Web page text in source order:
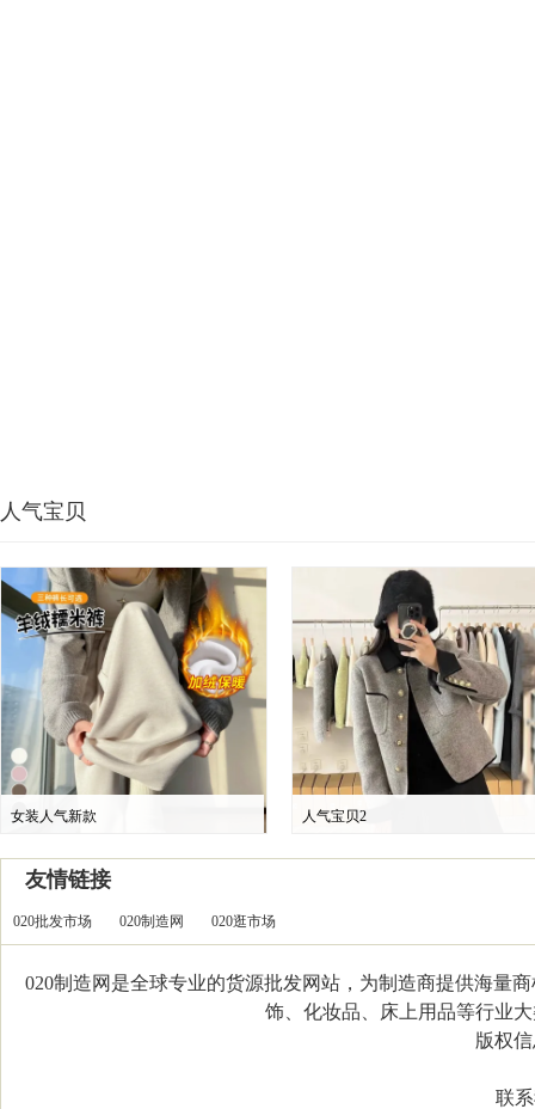
人气宝贝
女装人气新款 人气宝贝2
友情链接
020批发市场 020制造网 020逛市场
020制造网是全球专业的货源批发网站，为制造商提供海量
饰、化妆品、床上用品等行业
版权信
联